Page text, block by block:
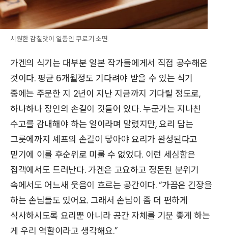
시원한 감칠맛이 일품인 쿠로기 소면.
가겐의 식기는 대부분 일본 작가들에게서 직접 공수해온
것이다. 평균 6개월정도 기다려야 받을 수 있는 식기
중에는 주문한 지 2년이 지난 지금까지 기다릴 정도로,
하나하나 장인의 손길이 깃들어 있다. 누군가는 지나친
수고를 감내해야 하는 일이라며 말렸지만, 요리 담는
그릇에까지 셰프의 손길이 닿아야 요리가 완성된다고
믿기에 이를 후순위로 미룰 수 없었다. 이런 세심함은
접객에서도 드러난다. 가겐은 고요하고 정돈된 분위기
속에서도 어느새 웃음이 흐르는 공간이다. “가끔은 긴장을
하는 손님들도 있어요. 그래서 손님이 좀 더 편하게
식사하시도록 요리뿐 아니라 공간 자체를 기분 좋게 하는
게 우리 역할이라고 생각해요.”